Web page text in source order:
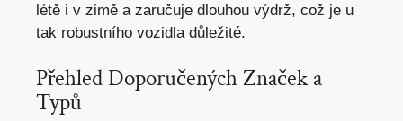
létě i v zimě a zaručuje dlouhou výdrž, což je u
tak robustního vozidla důležité.
Přehled Doporučených Značek a
Typů